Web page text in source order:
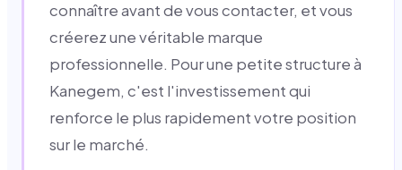
connaître avant de vous contacter, et vous
créerez une véritable marque
professionnelle. Pour une petite structure à
Kanegem, c'est l'investissement qui
renforce le plus rapidement votre position
sur le marché.